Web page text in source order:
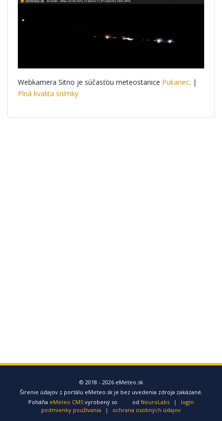
Webkamera Sitno je súčasťou meteostanice Pukanec. |
Plná kvalita snímky
© 2018 - 2026 eMeteo.sk
Šírenie údajov z portálu eMeteo.sk je bez uvedenia zdroja zakázané.
Poháňa eMeteo CMS vyrobený so od NeuroLabs |
login
podmienky používania
| ochrana osobných údajov